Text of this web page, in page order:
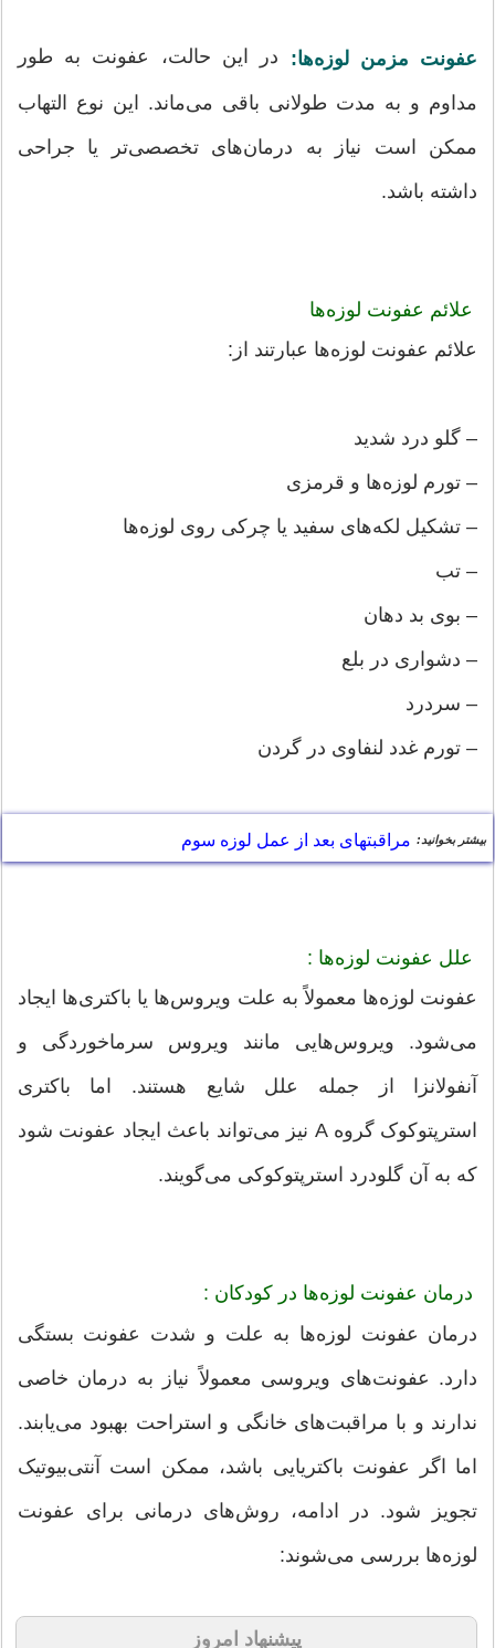
عفونت مزمن لوزه‌ها: در این حالت، عفونت به طور
مداوم و به مدت طولانی باقی می‌ماند. این نوع التهاب
ممکن است نیاز به درمان‌های تخصصی‌تر یا جراحی
داشته باشد.
علائم عفونت لوزه‌ها
علائم عفونت لوزه‌ها عبارتند از:
– گلو درد شدید
– تورم لوزه‌ها و قرمزی
– تشکیل لکه‌های سفید یا چرکی روی لوزه‌ها
– تب
– بوی بد دهان
– دشواری در بلع
– سردرد
– تورم غدد لنفاوی در گردن
بیشتر بخوانید: مراقبتهای بعد از عمل لوزه سوم
علل عفونت لوزه‌ها :
عفونت لوزه‌ها معمولاً به علت ویروس‌ها یا باکتری‌ها ایجاد
می‌شود. ویروس‌هایی مانند ویروس سرماخوردگی و
آنفولانزا از جمله علل شایع هستند. اما باکتری
استرپتوکوک گروه A نیز می‌تواند باعث ایجاد عفونت شود
که به آن گلودرد استرپتوکوکی می‌گویند.
درمان عفونت لوزه‌ها در کودکان :
درمان عفونت لوزه‌ها به علت و شدت عفونت بستگی
دارد. عفونت‌های ویروسی معمولاً نیاز به درمان خاصی
ندارند و با مراقبت‌های خانگی و استراحت بهبود می‌یابند.
اما اگر عفونت باکتریایی باشد، ممکن است آنتی‌بیوتیک
تجویز شود. در ادامه، روش‌های درمانی برای عفونت
لوزه‌ها بررسی می‌شوند:
پیشنهاد امروز